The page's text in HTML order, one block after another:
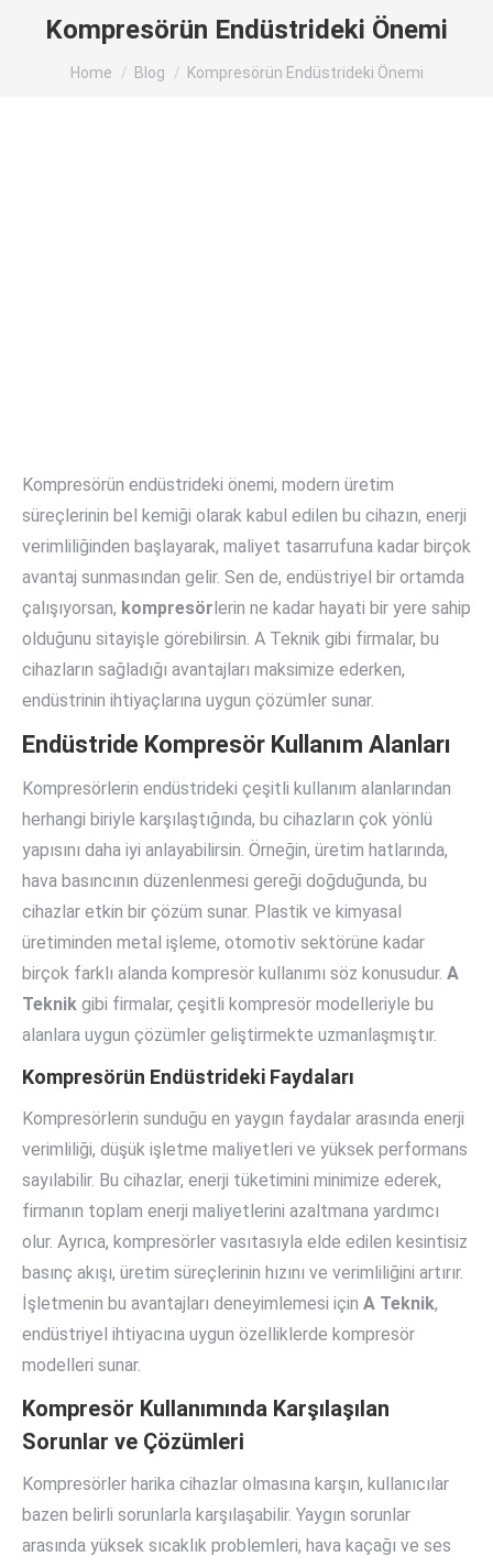
Kompresörün Endüstrideki Önemi
You are here:
Home Blog Kompresörün Endüstrideki Önemi
Kompresörün endüstrideki önemi, modern üretim
süreçlerinin bel kemiği olarak kabul edilen bu cihazın, enerji
verimliliğinden başlayarak, maliyet tasarrufuna kadar birçok
avantaj sunmasından gelir. Sen de, endüstriyel bir ortamda
çalışıyorsan, kompresörlerin ne kadar hayati bir yere sahip
olduğunu sitayişle görebilirsin. A Teknik gibi firmalar, bu
cihazların sağladığı avantajları maksimize ederken,
endüstrinin ihtiyaçlarına uygun çözümler sunar.
Endüstride Kompresör Kullanım Alanları
Kompresörlerin endüstrideki çeşitli kullanım alanlarından
herhangi biriyle karşılaştığında, bu cihazların çok yönlü
yapısını daha iyi anlayabilirsin. Örneğin, üretim hatlarında,
hava basıncının düzenlenmesi gereği doğduğunda, bu
cihazlar etkin bir çözüm sunar. Plastik ve kimyasal
üretiminden metal işleme, otomotiv sektörüne kadar
birçok farklı alanda kompresör kullanımı söz konusudur. A
Teknik gibi firmalar, çeşitli kompresör modelleriyle bu
alanlara uygun çözümler geliştirmekte uzmanlaşmıştır.
Kompresörün Endüstrideki Faydaları
Kompresörlerin sunduğu en yaygın faydalar arasında enerji
verimliliği, düşük işletme maliyetleri ve yüksek performans
sayılabilir. Bu cihazlar, enerji tüketimini minimize ederek,
firmanın toplam enerji maliyetlerini azaltmana yardımcı
olur. Ayrıca, kompresörler vasıtasıyla elde edilen kesintisiz
basınç akışı, üretim süreçlerinin hızını ve verimliliğini artırır.
İşletmenin bu avantajları deneyimlemesi için A Teknik,
endüstriyel ihtiyacına uygun özelliklerde kompresör
modelleri sunar.
Kompresör Kullanımında Karşılaşılan
Sorunlar ve Çözümleri
Kompresörler harika cihazlar olmasına karşın, kullanıcılar
bazen belirli sorunlarla karşılaşabilir. Yaygın sorunlar
arasında yüksek sıcaklık problemleri, hava kaçağı ve ses